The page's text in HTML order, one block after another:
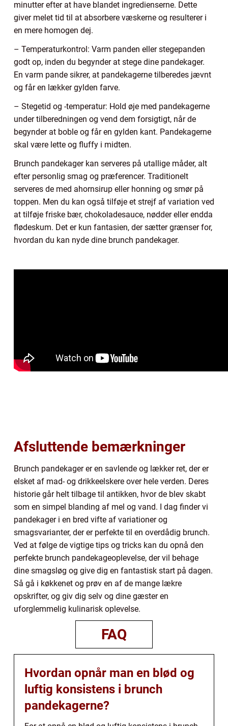
minutter efter at have blandet ingredienserne. Dette
giver melet tid til at absorbere væskerne og resulterer i
en mere homogen dej.
– Temperaturkontrol: Varm panden eller stegepanden
godt op, inden du begynder at stege dine pandekager.
En varm pande sikrer, at pandekagerne tilberedes jævnt
og får en lækker gylden farve.
– Stegetid og -temperatur: Hold øje med pandekagerne
under tilberedningen og vend dem forsigtigt, når de
begynder at boble og får en gylden kant. Pandekagerne
skal være lette og fluffy i midten.
Brunch pandekager kan serveres på utallige måder, alt
efter personlig smag og præferencer. Traditionelt
serveres de med ahornsirup eller honning og smør på
toppen. Men du kan også tilføje et strejf af variation ved
at tilføje friske bær, chokoladesauce, nødder eller endda
flødeskum. Det er kun fantasien, der sætter grænser for,
hvordan du kan nyde dine brunch pandekager.
Afsluttende bemærkninger
Brunch pandekager er en savlende og lækker ret, der er
elsket af mad- og drikkeelskere over hele verden. Deres
historie går helt tilbage til antikken, hvor de blev skabt
som en simpel blanding af mel og vand. I dag finder vi
pandekager i en bred vifte af variationer og
smagsvarianter, der er perfekte til en overdådig brunch.
Ved at følge de vigtige tips og tricks kan du opnå den
perfekte brunch pandekageoplevelse, der vil behage
dine smagsløg og give dig en fantastisk start på dagen.
Så gå i køkkenet og prøv en af de mange lækre
opskrifter, og giv dig selv og dine gæster en
uforglemmelig kulinarisk oplevelse.
FAQ
Hvordan opnår man en blød og
luftig konsistens i brunch
pandekagerne?